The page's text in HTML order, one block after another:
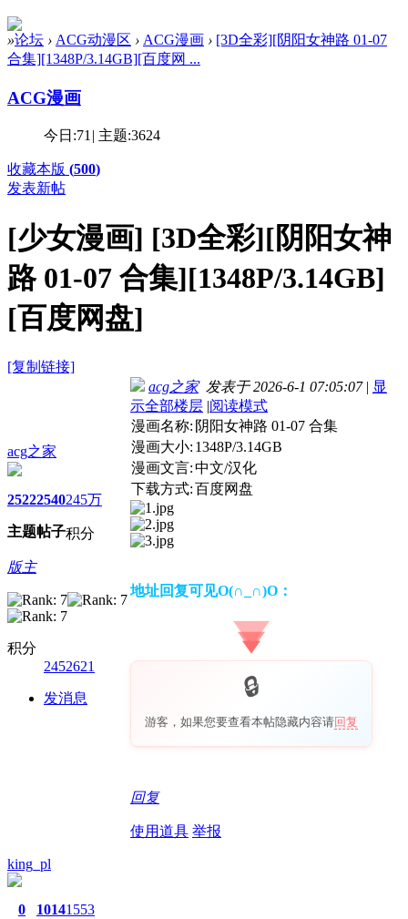
»论坛 › ACG动漫区 › ACG漫画 › [3D全彩][阴阳女神路 01-07
合集][1348P/3.14GB][百度网 ...
ACG漫画
今日:71 | 主题:3624
收藏本版 (500)
发表新帖
[少女漫画] [3D全彩][阴阳女神
路 01-07 合集][1348P/3.14GB]
[百度网盘]
[复制链接]
acg之家
2522
主题
2540
帖子
245万
积分
版主
积分
2452621
发消息
acg之家发表于 2026-6-1 07:05:07 | 显
示全部楼层 |阅读模式
漫画名称: 阴阳女神路 01-07 合集
漫画大小: 1348P/3.14GB
漫画文言:中文/汉化
下载方式:百度网盘
地址回复可见O(∩_∩)O：
游客，如果您要查看本帖隐藏内容请回复
回复
使用道具 举报
king_pl
0 10141553